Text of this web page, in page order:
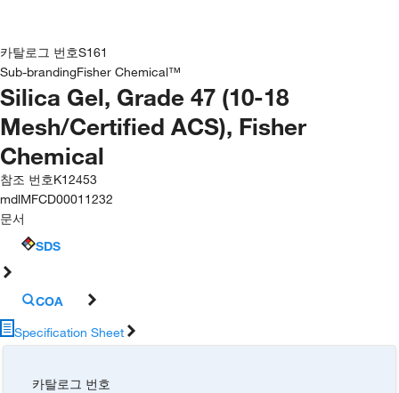
카탈로그 번호S161
Sub-brandingFisher Chemical™
Silica Gel, Grade 47 (10-18
Mesh/Certified ACS), Fisher
Chemical
참조 번호K12453
mdlMFCD00011232
문서
SDS
COA
Specification Sheet
카탈로그 번호